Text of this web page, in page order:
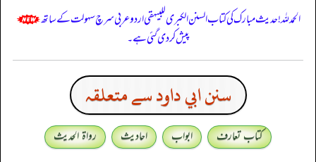
الحمدللہ! حدیث مبارک کی کتاب السنن الكبرى للبيهقي اردو عربی سرچ سہولت کے ساتھ
پیش کر دی گئی ہے۔
سنن ابي داود سے متعلقہ
کتاب تعارف ابواب احادیث
رواۃ الحدیث